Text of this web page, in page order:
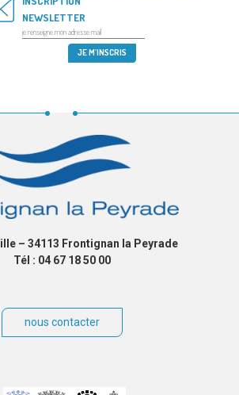
NEWSLETTER
– 34113 Frontignan la Peyrade
Tél : 04 67 18 50 00
nous contacter